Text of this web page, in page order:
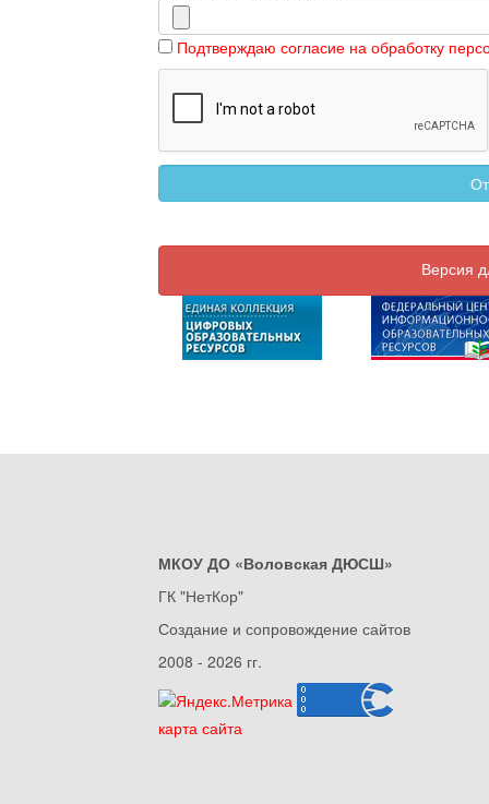
Подтверждаю согласие на обработку
Версия
МКОУ ДО «Воловская ДЮСШ»
ГК "НетКор"
Создание и сопровождение сайтов
2008 - 2026 гг.
карта сайта